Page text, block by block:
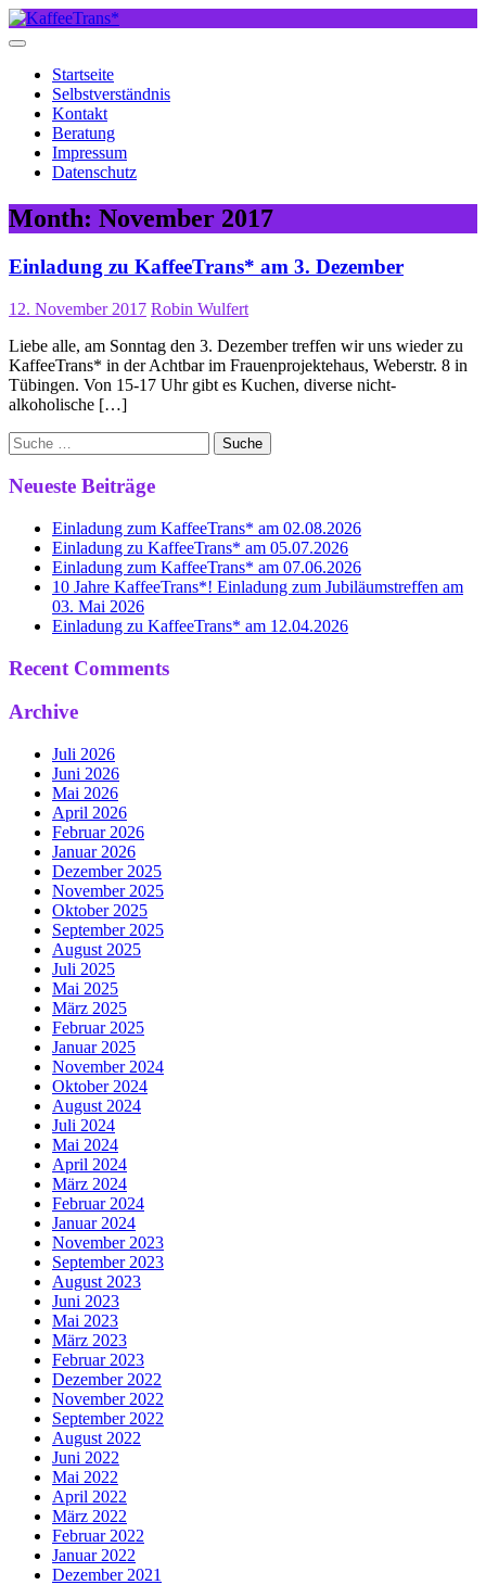
Skip
to
Startseite
Selbstverständnis
Kontakt
Beratung
Impressum
Datenschutz
Month: November 2017
Einladung zu KaffeeTrans* am 3. Dezember
12. November 2017 Robin Wulfert
Liebe alle, am Sonntag den 3. Dezember treffen wir uns wieder zu
KaffeeTrans* in der Achtbar im Frauenprojektehaus, Weberstr. 8 in
Tübingen. Von 15-17 Uhr gibt es Kuchen, diverse nicht-
alkoholische […]
Suche
nach:
Neueste Beiträge
Einladung zum KaffeeTrans* am 02.08.2026
Einladung zu KaffeeTrans* am 05.07.2026
Einladung zum KaffeeTrans* am 07.06.2026
10 Jahre KaffeeTrans*! Einladung zum Jubiläumstreffen am
03. Mai 2026
Einladung zu KaffeeTrans* am 12.04.2026
Recent Comments
Archive
Juli 2026
Juni 2026
Mai 2026
April 2026
Februar 2026
Januar 2026
Dezember 2025
November 2025
Oktober 2025
September 2025
August 2025
Juli 2025
Mai 2025
März 2025
Februar 2025
Januar 2025
November 2024
Oktober 2024
August 2024
Juli 2024
Mai 2024
April 2024
März 2024
Februar 2024
Januar 2024
November 2023
September 2023
August 2023
Juni 2023
Mai 2023
März 2023
Februar 2023
Dezember 2022
November 2022
September 2022
August 2022
Juni 2022
Mai 2022
April 2022
März 2022
Februar 2022
Januar 2022
Dezember 2021